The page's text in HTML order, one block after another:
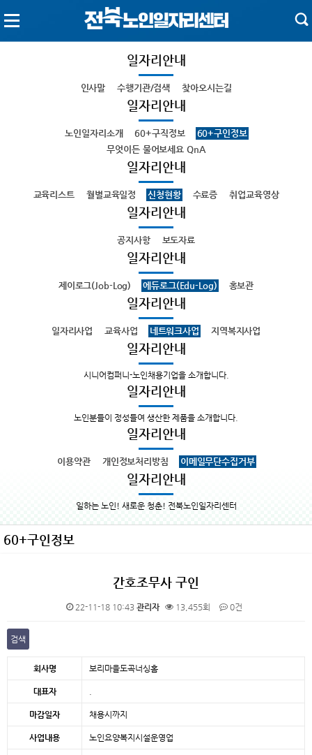
일자리안내
인사말 수행기관/검색 찾아오시는길
일자리안내
노인일자리소개 60+구직정보
60+구인정보
무엇이든 물어보세요 QnA
일자리안내
교육리스트 월별교육일정 신청현황 수료증 취업교육영상
일자리안내
공지사항 보도자료
일자리안내
제이로그(Job-Log) 에듀로그(Edu-Log) 홍보관
일자리안내
일자리사업 교육사업 네트워크사업 지역복지사업
일자리안내
시니어컴퍼니-노인채용기업을 소개합니다.
일자리안내
노인분들이 정성들여 생산한 제품을 소개합니다.
일자리안내
이용약관 개인정보처리방침 이메일무단수집거부
일자리안내
일하는 노인! 새로운 청춘! 전북노인일자리센터
60+구인정보
간호조무사 구인
22-11-18 10:43 관리자 13,455회 0건
검색
회사명 보리마을도곡너싱홈
대표자
마감일자 채용시까지
사업내용 노인요양복지시설운영업